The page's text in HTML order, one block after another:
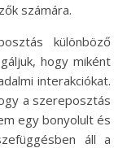
számára.
különböző
hogy miként
interakciókat.
a szereposztás
egy bonyolult és
áll a